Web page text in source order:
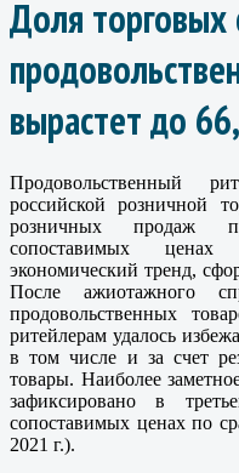
Доля торговых
вырастет до
Продовольственный
российской розничной
розничных продаж
сопоставимых
экономический тренд,
После ажиотажного
продовольственных
ритейлерам удалось
в том числе и за счет
товары. Наиболее
зафиксировано в
сопоставимых ценах по
2021 г.).